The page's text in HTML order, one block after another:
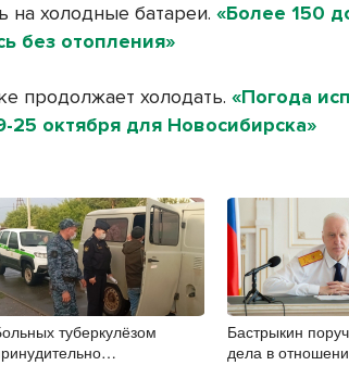
на холодные батареи.«Более 150
без отопления»
продолжает холодать.«Погода
25 октября для Новосибирска»
туберкулёзом
Бастрыкин
дела в